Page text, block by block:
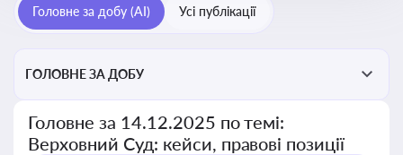
Головне за добу (AI) Усі публікації
ГОЛОВНЕ ЗА ДОБУ
Головне за 14.12.2025 по темі:
Верховний Суд: кейси, правові позиції